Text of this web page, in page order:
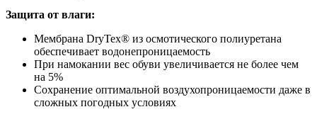
Защита от влаги:
Мембрана DryTex® из осмотического полиуретана
обеспечивает водонепроницаемость
При намокании вес обуви увеличивается не более чем
на 5%
Сохранение оптимальной воздухопроницаемости даже в
сложных погодных условиях